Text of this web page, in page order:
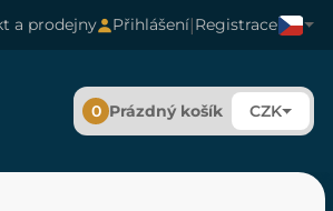
a prodejny Přihlášení|Registrace
0 Prázdný košík CZK